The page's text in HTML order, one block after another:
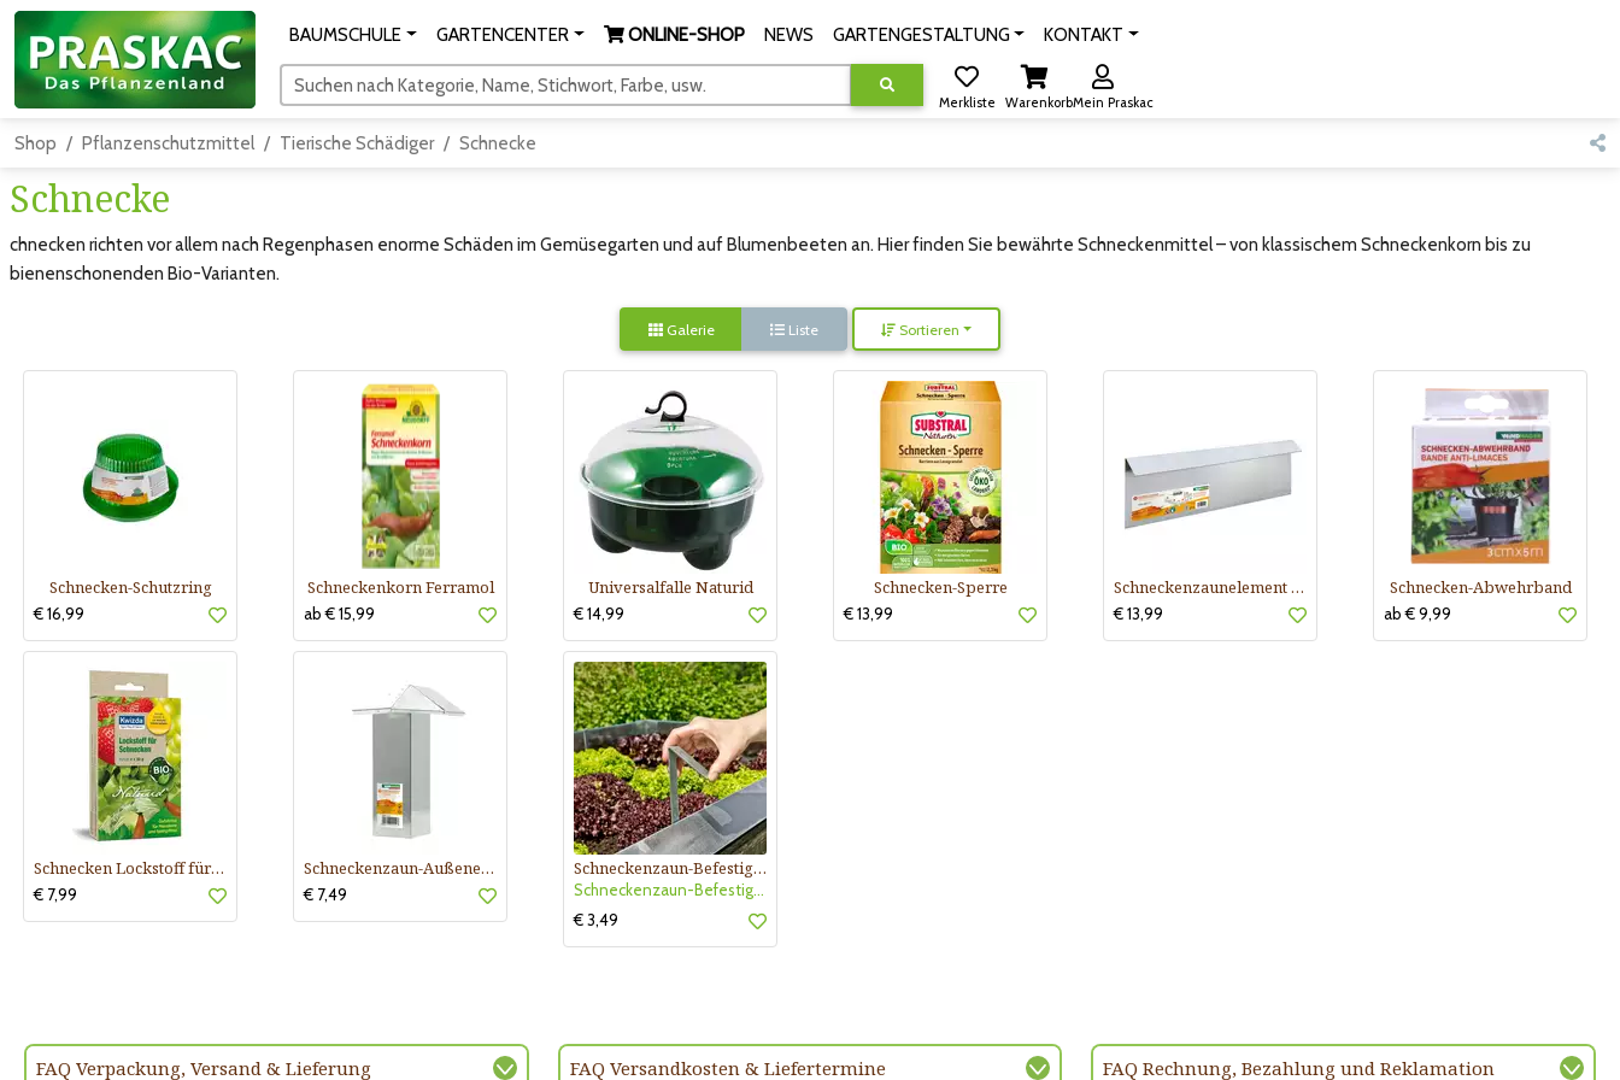
BAUMSCHULE GARTENCENTER ONLINE-SHOP NEWS GARTENGESTALTUNG KONTAKT
Suchen nach Kategorie, Name, Stichwort, Farbe, usw.
Merkliste WarenkorbMein Praskac
Shop Pflanzenschutzmittel Tierische Schädiger Schnecke
Schnecke
chnecken richten vor allem nach Regenphasen enorme Schäden im Gemüsegarten und auf Blumenbeeten an. Hier finden Sie bewährte Schneckenmittel – von klassischem Schneckenkorn bis zu
bienenschonenden Bio-Varianten.
Galerie Liste Sortieren
Schnecken-Schutzring
€ 16,99
Schneckenkorn Ferramol
ab € 15,99
Universalfalle Naturid
€ 14,99
Schnecken-Sperre
€ 13,99
Schneckenzaunelement verzinkt
€ 13,99
Schnecken-Abwehrband
ab € 9,99
Schnecken Lockstoff für Universalfalle
€ 7,99
Schneckenzaun-Außenecke verzink
€ 7,49
Schneckenzaun-Befestigungsklammer
Schneckenzaun-Befestigungsklamm
€ 3,49
FAQ Verpackung, Versand & Lieferung FAQ Versandkosten & Liefertermine FAQ Rechnung, Bezahlung und Reklamation